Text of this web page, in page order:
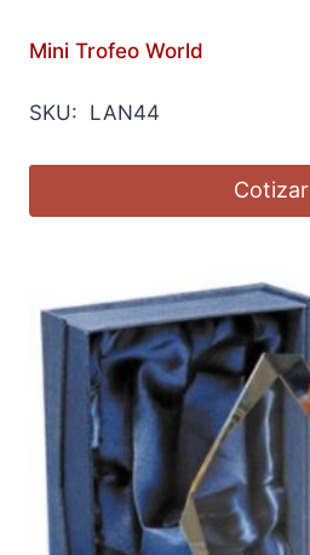
Mini Trofeo World
SKU: LAN44
Cotizar